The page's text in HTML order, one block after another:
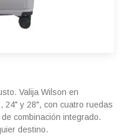
Valija Wilson en
24" y 28", con cuatro ruedas
combinación integrado.
destino.